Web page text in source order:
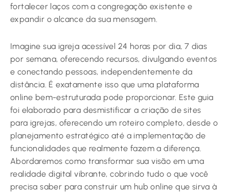
fortalecer laços com a congregação existente e
expandir o alcance da sua mensagem.
Imagine sua igreja acessível 24 horas por dia, 7 dias
por semana, oferecendo recursos, divulgando eventos
e conectando pessoas, independentemente da
distância. É exatamente isso que uma plataforma
online bem-estruturada pode proporcionar. Este guia
foi elaborado para desmistificar a criação de sites
para igrejas, oferecendo um roteiro completo, desde o
planejamento estratégico até a implementação de
funcionalidades que realmente fazem a diferença.
Abordaremos como transformar sua visão em uma
realidade digital vibrante, cobrindo tudo o que você
precisa saber para construir um hub online que sirva à